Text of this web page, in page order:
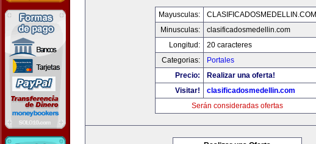
Mayusculas:
CLASIFICADOSMEDELLIN.COM
Minusculas:
clasificadosmedellin.com
Longitud:
20 caracteres
Categorias:
Portales
Precio:
Realizar una oferta!
Visitar!
clasificadosmedellin.com
Serán consideradas ofertas